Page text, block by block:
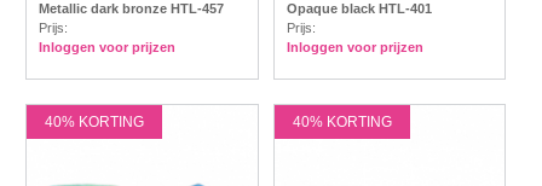
Metallic dark bronze HTL-457
Prijs:
Inloggen voor prijzen
Opaque black HTL-401
Prijs:
Inloggen voor prijzen
40% KORTING 40% KORTING